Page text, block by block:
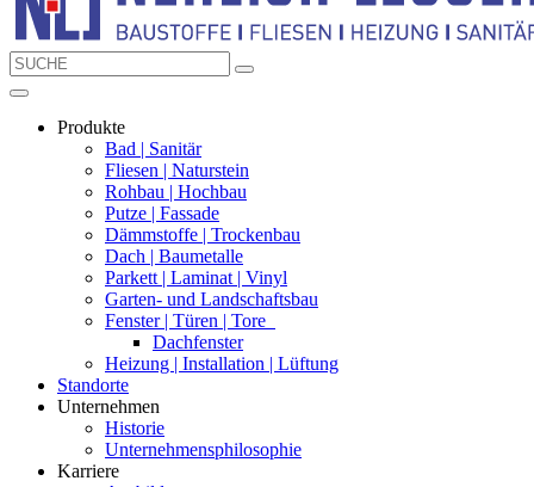
Produkte
Bad | Sanitär
Fliesen | Naturstein
Rohbau | Hochbau
Putze | Fassade
Dämmstoffe | Trockenbau
Dach | Baumetalle
Parkett | Laminat | Vinyl
Garten- und Landschaftsbau
Fenster | Türen | Tore
Dachfenster
Heizung | Installation | Lüftung
Standorte
Unternehmen
Historie
Unternehmensphilosophie
Karriere